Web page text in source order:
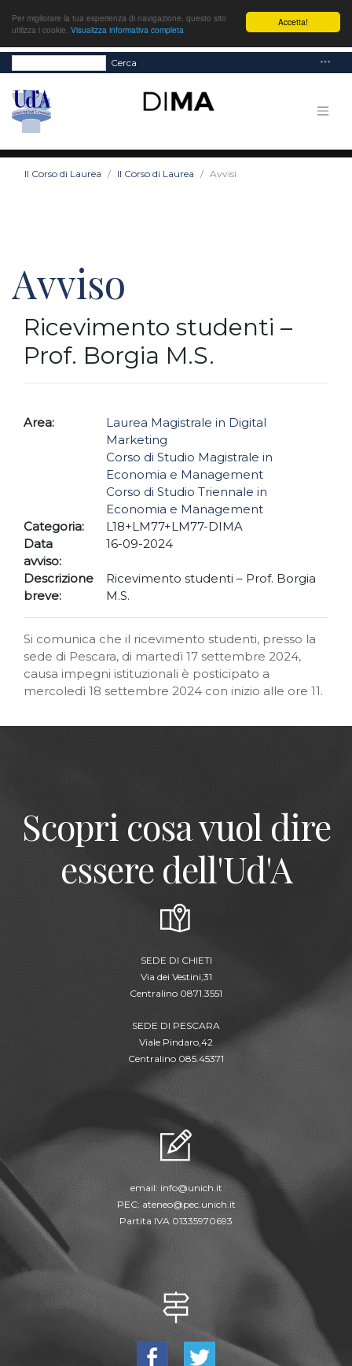
Accetta!
Per migliorare la tua esperienza di navigazione, questo sito
utilizza i cookie. Visualizza informativa completa
Cerca
Il Corso di Laurea Il Corso di Laurea Avvisi
Avviso
Ricevimento studenti –
Prof. Borgia M.S.
Area:
Laurea Magistrale in Digital
Marketing
Corso di Studio Magistrale in
Economia e Management
Corso di Studio Triennale in
Economia e Management
Categoria:
L18+LM77+LM77-DIMA
Data
avviso:
16-09-2024
Descrizione
breve:
Ricevimento studenti – Prof. Borgia
M.S.
Si comunica che il ricevimento studenti, presso la
sede di Pescara, di martedì 17 settembre 2024,
causa impegni istituzionali è posticipato a
mercoledì 18 settembre 2024 con inizio alle ore 11.
Scopri cosa vuol dire
essere dell'Ud'A
SEDE DI CHIETI
Via dei Vestini,31
Centralino 0871.3551
SEDE DI PESCARA
Viale Pindaro,42
Centralino 085.45371
email: info@unich.it
PEC: ateneo@pec.unich.it
Partita IVA 01335970693